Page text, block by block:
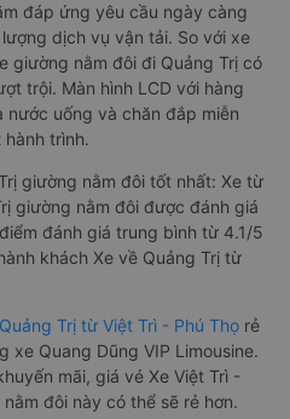
đáp ứng yêu cầu ngày càng
dịch vụ vận tải. So với xe
giường nằm đôi đi Quảng Trị có
trội. Màn hình LCD với hàng
uống và chăn đắp miễn
trình.
giường nằm đôi tốt nhất: Xe từ
giường nằm đôi được đánh giá
đánh giá trung bình từ 4.1/5
khách Xe về Quảng Trị từ
Trị từ Việt Trì - Phú Thọ rẻ
xe Quang Dũng VIP Limousine.
mãi, giá vé Xe Việt Trì -
đôi này có thể sẽ rẻ hơn.